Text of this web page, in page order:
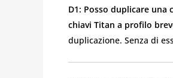
D1: Posso duplicare una
chiavi Titan a profilo
duplicazione. Senza di